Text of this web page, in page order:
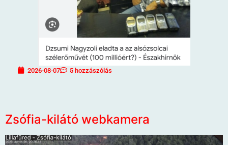
2026-08-07 5 hozzászólás
Zsófia-kilátó webkamera